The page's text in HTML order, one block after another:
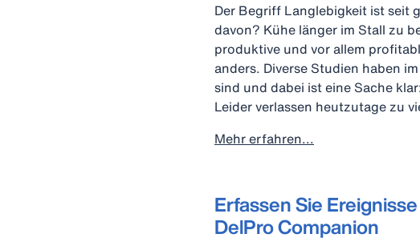
Der Begriff Langlebigkeit ist seit
davon? Kühe länger im Stall zu
produktive und vor allem
anders. Diverse Studien haben
sind und dabei ist eine Sache
Leider verlassen heutzutage zu
Mehr erfahren...
Erfassen Sie
DelPro Companion